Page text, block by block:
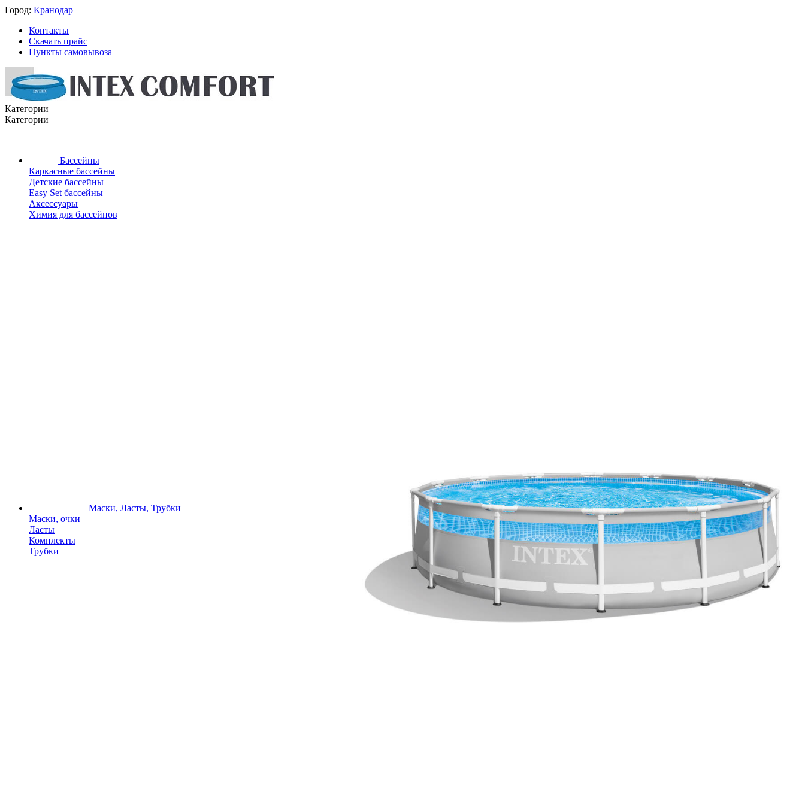
Город: Кранодар
Контакты
Скачать прайс
Пункты самовывоза
Категории
Категории
Бассейны
Каркасные бассейны
Детские бассейны
Easy Set бассейны
Аксессуары
Химия для бассейнов
Маски, Ласты, Трубки
Маски, очки
Ласты
Комплекты
Трубки